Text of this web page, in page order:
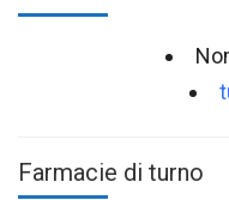
Farmacie di turno